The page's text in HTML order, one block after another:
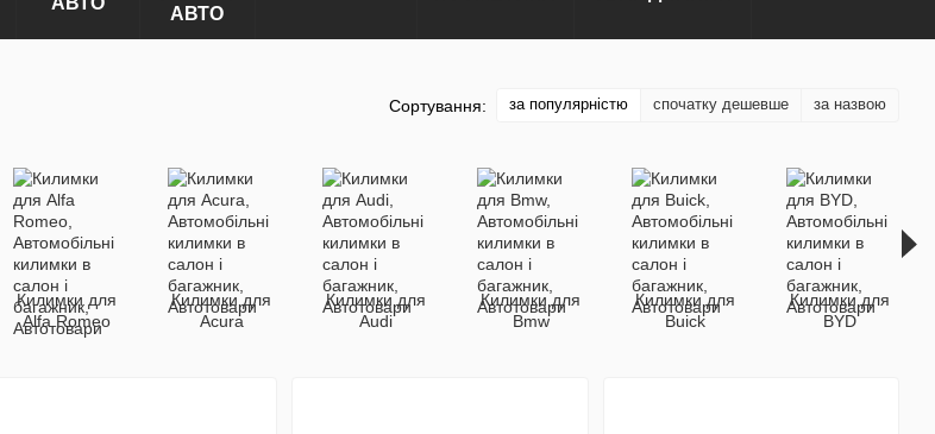
АВТО
Сортування: за популярністю спочатку дешевше за назвою
Килимки для
Alfa Romeo
Килимки для
Acura
Килимки для
Audi
Килимки для
Bmw
Килимки для
Buick
Килимки для
BYD